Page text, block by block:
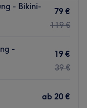
- Bikini-
79 €
119 €
-
19 €
39 €
ab 20 €